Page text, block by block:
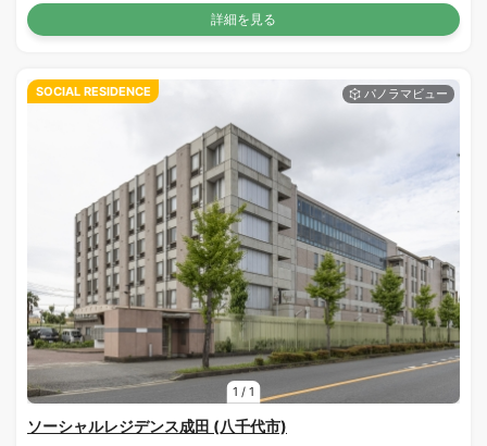
詳細を見る
1 / 1
SOCIAL RESIDENCE
ソーシャルレジデンス成田 (八千代市)